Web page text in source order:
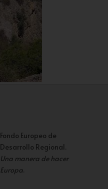
Fondo Europeo de
Desarrollo Regional.
Una manera de hacer
Europa.